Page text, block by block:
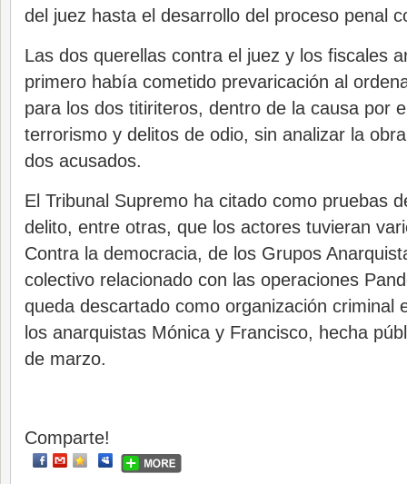
del juez hasta el desarrollo del proceso penal
Las dos querellas contra el juez y los fiscales
primero había cometido prevaricación al
para los dos titiriteros, dentro de la causa por
terrorismo y delitos de odio, sin analizar la
dos acusados.
El Tribunal Supremo ha citado como pruebas
delito, entre otras, que los actores tuvieran
Contra la democracia, de los Grupos
colectivo relacionado con las operaciones
queda descartado como organización criminal
los anarquistas Mónica y Francisco, hecha
de marzo.
Comparte!